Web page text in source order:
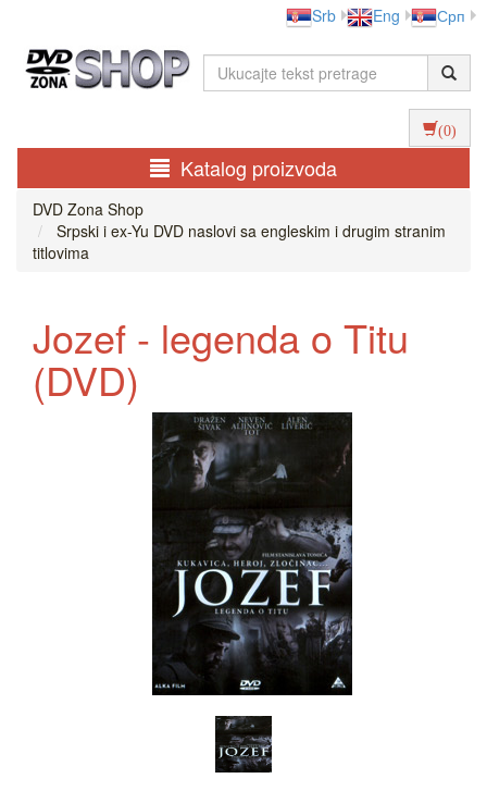
Srb Eng Срп
(0)
Katalog proizvoda
DVD Zona Shop
Srpski i ex-Yu DVD naslovi sa engleskim i drugim stranim
titlovima
Jozef - legenda o Titu
(DVD)